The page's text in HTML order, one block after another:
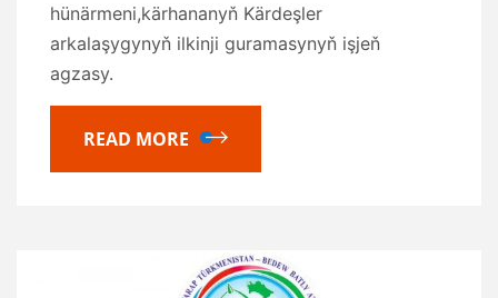
hünärmeni,kärhananyň Kärdeşler
arkalaşygynyň ilkinji guramasynyň işjeň
agzasy.
READ MORE